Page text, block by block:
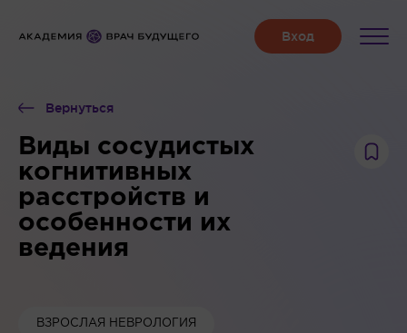
Вернуться
Виды сосудистых
когнитивных
расстройств и
особенности их
ведения
ВЗРОСЛАЯ НЕВРОЛОГИЯ